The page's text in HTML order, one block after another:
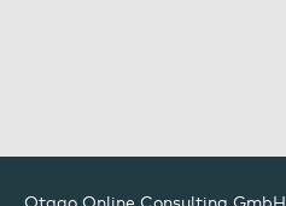
Otago Online Consulting GmbH